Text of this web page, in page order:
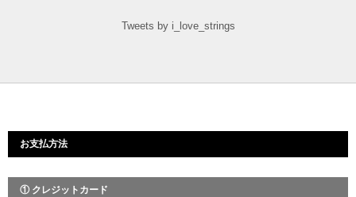
Tweets by i_love_strings
お支払方法
① クレジットカード